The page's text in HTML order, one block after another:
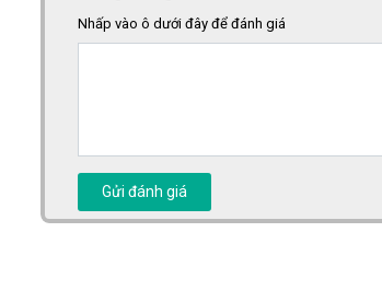
Nhấp vào ô dưới đây để đánh giá
Gửi đánh giá